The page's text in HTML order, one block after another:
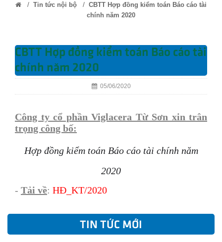
/ Tin tức nội bộ / CBTT Hợp đồng kiểm toán Báo cáo tài
chính năm 2020
CBTT Hợp đồng kiểm toán Báo cáo tài
chính năm 2020
05/06/2020
Công ty cổ phần Viglacera Từ Sơn xin trân
trọng công bố:
Hợp đồng kiểm toán Báo cáo tài chính năm
2020
- Tải về: HĐ _KT/2020
TIN TỨC MỚI